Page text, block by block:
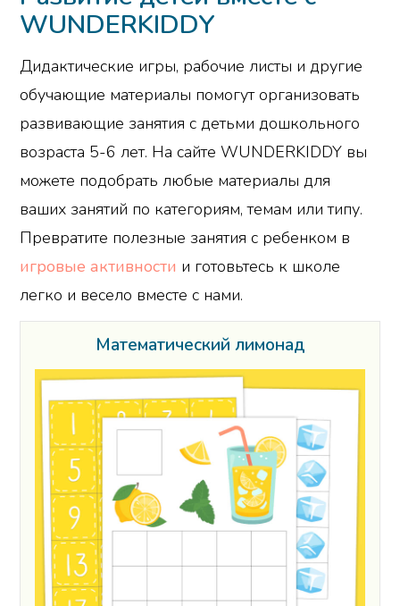
WUNDERKIDDY
Дидактические игры, рабочие листы и другие
обучающие материалы помогут организовать
развивающие занятия с детьми дошкольного
возраста 5-6 лет. На сайте WUNDERKIDDY вы
можете подобрать любые материалы для
ваших занятий по категориям, темам или типу.
Превратите полезные занятия с ребенком в
игровые активности и готовьтесь к школе
легко и весело вместе с нами.
Математический лимонад